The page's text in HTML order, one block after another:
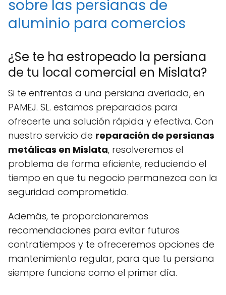
sobre las persianas de
aluminio para comercios
¿Se te ha estropeado la persiana
de tu local comercial en Mislata?
Si te enfrentas a una persiana averiada, en
PAMEJ. SL. estamos preparados para
ofrecerte una solución rápida y efectiva. Con
nuestro servicio de reparación de persianas
metálicas en Mislata, resolveremos el
problema de forma eficiente, reduciendo el
tiempo en que tu negocio permanezca con la
seguridad comprometida.
Además, te proporcionaremos
recomendaciones para evitar futuros
contratiempos y te ofreceremos opciones de
mantenimiento regular, para que tu persiana
siempre funcione como el primer día.